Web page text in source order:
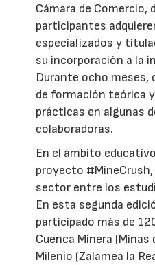
Cámara de Comercio,
participantes
especializados y
su incorporación a la
Durante ocho meses,
de formación teórica
prácticas en algunas
colaboradoras.
En el ámbito
proyecto
sector entre los
En esta segunda
participado más de
Cuenca Minera
Milenio (Zalamea la